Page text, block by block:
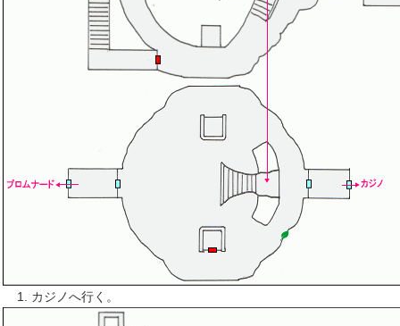
カジノへ行く。